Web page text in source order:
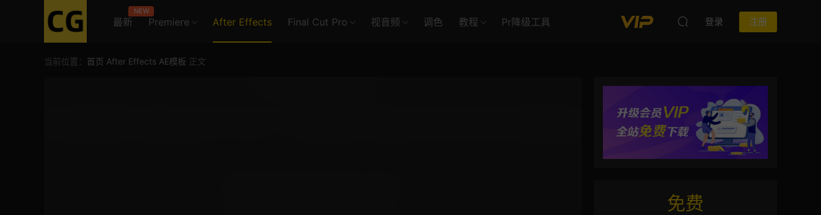
最新
NEW
Premiere After Effects Final Cut Pro 视音频 调色 教程 Pr降级工具 登录 注册
当前位置： 首页 After Effects AE模板 正文
免费